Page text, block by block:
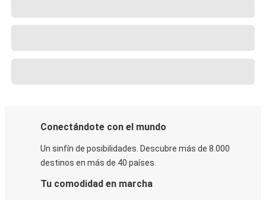
Conectándote con el mundo
Un sinfín de posibilidades. Descubre más de 8.000
destinos en más de 40 países.
Tu comodidad en marcha